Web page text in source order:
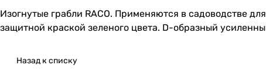
Изогнутые грабли RACO. Применяются в садоводстве
защитной краской зеленого цвета. D-образный
Назад к списку